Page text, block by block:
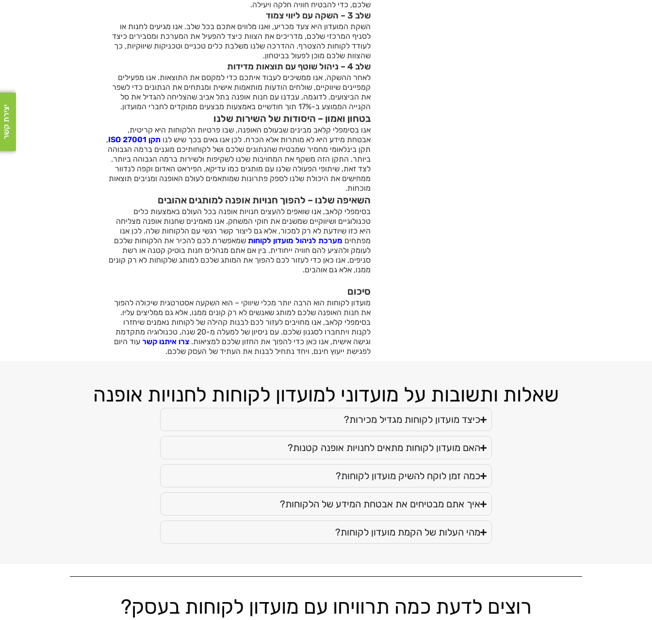
שלכם, כדי להבטיח חוויה חלקה ויעילה.
שלב 3 – השקה עם ליווי צמוד
השקת המועדון היא צעד מכריע, ואנו מלווים אתכם בכל שלב. אנו מגיעים לחנות או
לסניף המרכזי שלכם, מדריכים את הצוות כיצד להפעיל את המערכת ומסבירים כיצד
לעודד לקוחות להצטרף. ההדרכה שלנו משלבת כלים טכניים וטכניקות שיווקיות, כך
שהצוות שלכם מוכן לפעול בביטחון.
שלב 4 – ניהול שוטף עם תוצאות מדידות
לאחר ההשקה, אנו ממשיכים לעבוד איתכם כדי למקסם את התוצאות. אנו מפעילים
קמפיינים שיווקיים, שולחים הודעות מותאמות אישית ומנתחים את הנתונים כדי לשפר
את הביצועים. לדוגמה, עבדנו עם חנות אופנה בתל אביב שהצליחה להגדיל את סל
הקנייה הממוצע ב-17% תוך חודשיים באמצעות מבצעים ממוקדים לחברי המועדון.
בטחון ואמון – היסודות של השירות שלנו
אנו בסימפלי קלאב מבינים שבעולם האופנה, שבו פרטיות הלקוחות היא קריטית,
אבטחת מידע היא לא מותרות אלא הכרח. לכן אנו גאים בכך שיש לנו תקן ISO 27001
,
תקן בינלאומי מחמיר שמבטיח שהנתונים שלכם ושל לקוחותיכם מוגנים ברמה הגבוהה
ביותר. התקן הזה משקף את המחויבות שלנו לשקיפות ולשירות ברמה הגבוהה ביותר.
לצד זאת, שיתופי הפעולה שלנו עם מותגים כמו עדיקא, הפיראט האדום וקפה לנדוור
ממחישים את היכולת שלנו לספק פתרונות שמותאמים לעולם האופנה ומניבים תוצאות
מוכחות.
השאיפה שלנו – להפוך חנויות אופנה למותגים אהובים
בסימפלי קלאב, אנו שואפים להעצים חנויות אופנה בכל העולם באמצעות כלים
טכנולוגיים ושיווקיים שמשנים את חוקי המשחק. אנו מאמינים שחנות אופנה מצליחה
היא כזו שיודעת לא רק למכור, אלא גם ליצור קשר רגשי עם הלקוחות שלה. לכן אנו
מפתחים מערכת לניהול מועדון לקוחות שמאפשרת לכם להכיר את הלקוחות שלכם
לעומק ולהציע להם חוויה ייחודית. בין אם אתם מנהלים חנות בוטיק קטנה או רשת
סניפים, אנו כאן כדי לעזור לכם להפוך את המותג שלכם למותג שלקוחות לא רק קונים
ממנו, אלא גם אוהבים.
סיכום
מועדון לקוחות הוא הרבה יותר מכלי שיווקי – הוא השקעה אסטרטגית שיכולה להפוך
את חנות האופנה שלכם למותג שאנשים לא רק קונים ממנו, אלא גם ממליצים עליו.
בסימפלי קלאב, אנו מחויבים לעזור לכם לבנות קהילה של לקוחות נאמנים שיחזרו
לקנות ויתחברו לסגנון שלכם. עם ניסיון של למעלה מ-20 שנה, טכנולוגיה מתקדמת
וגישה אישית, אנו כאן כדי להפוך את החזון שלכם למציאות. צרו איתנו קשר עוד היום
לפגישת ייעוץ חינם, ויחד נתחיל לבנות את העתיד של העסק שלכם.
שאלות ותשובות על מועדוני למועדון לקוחות לחנויות אופנה
כיצד מועדון לקוחות מגדיל מכירות?
האם מועדון לקוחות מתאים לחנויות אופנה קטנות?
כמה זמן לוקח להשיק מועדון לקוחות?
איך אתם מבטיחים את אבטחת המידע של הלקוחות?
מהי העלות של הקמת מועדון לקוחות?
רוצים לדעת כמה תרוויחו עם מועדון לקוחות בעסק?
יצירת קשר